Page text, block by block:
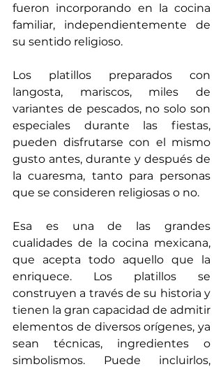
fueron incorporando en la cocina
familiar, independientemente de
su sentido religioso.
Los platillos preparados con
langosta, mariscos, miles de
variantes de pescados, no solo son
especiales durante las fiestas,
pueden disfrutarse con el mismo
gusto antes, durante y después de
la cuaresma, tanto para personas
que se consideren religiosas o no.
Esa es una de las grandes
cualidades de la cocina mexicana,
que acepta todo aquello que la
enriquece. Los platillos se
construyen a través de su historia y
tienen la gran capacidad de admitir
elementos de diversos orígenes, ya
sean técnicas, ingredientes o
simbolismos. Puede incluirlos,